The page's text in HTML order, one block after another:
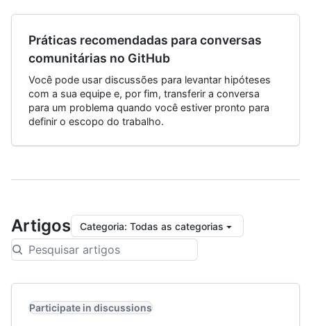
Práticas recomendadas para conversas
comunitárias no GitHub
Você pode usar discussões para levantar hipóteses
com a sua equipe e, por fim, transferir a conversa
para um problema quando você estiver pronto para
definir o escopo do trabalho.
Artigos Categoria: Todas as categorias
Participate in discussions